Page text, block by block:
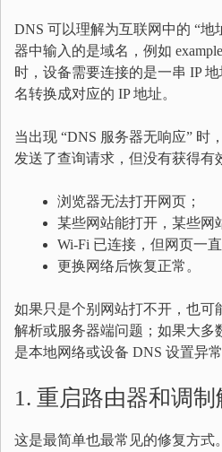
DNS 可以理解为互联网中的 “地
器中输入的是域名，例如
时，设备需要连接的是一串 IP
名转换成对应的 IP 地址。
当出现 “DNS 服务器无响应” 时
发送了查询请求，但没有获得有
浏览器无法打开网页；
某些网站能打开，某些网
Wi-Fi 已连接，但网页一直
更换网络后恢复正常。
如果只是个别网站打不开，也可
解析或服务器端问题；如果大多
是本地网络或设备 DNS 设置异常
1. 重启路由器和调制
这是最简单也最常见的修复方式